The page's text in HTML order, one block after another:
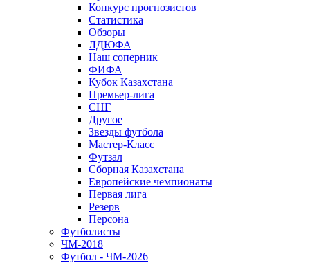
Конкурс прогнозистов
Статистика
Обзоры
ЛДЮФА
Наш соперник
ФИФА
Кубок Казахстана
Премьер-лига
СНГ
Другое
Звезды футбола
Мастер-Класс
Футзал
Сборная Казахстана
Европейские чемпионаты
Первая лига
Резерв
Персона
Футболисты
ЧМ-2018
Футбол - ЧМ-2026